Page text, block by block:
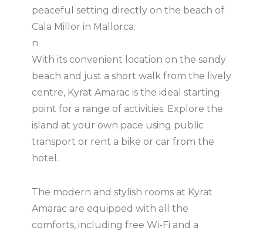
peaceful setting directly on the beach of
Cala Millor in Mallorca.
n
With its convenient location on the sandy
beach and just a short walk from the lively
centre, Kyrat Amarac is the ideal starting
point for a range of activities. Explore the
island at your own pace using public
transport or rent a bike or car from the
hotel.
The modern and stylish rooms at Kyrat
Amarac are equipped with all the
comforts, including free Wi-Fi and a